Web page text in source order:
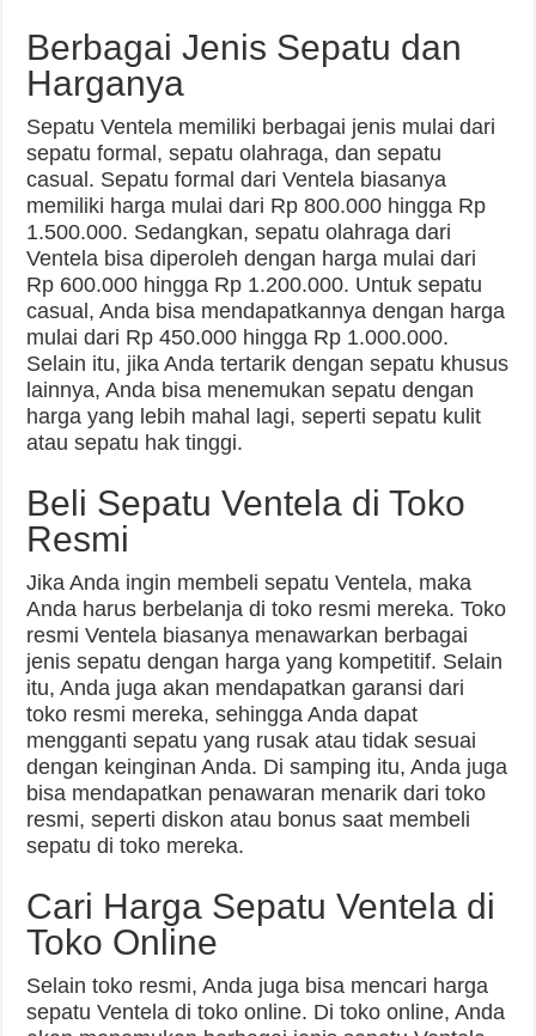
Berbagai Jenis Sepatu dan
Harganya
Sepatu Ventela memiliki berbagai jenis mulai dari
sepatu formal, sepatu olahraga, dan sepatu
casual. Sepatu formal dari Ventela biasanya
memiliki harga mulai dari Rp 800.000 hingga Rp
1.500.000. Sedangkan, sepatu olahraga dari
Ventela bisa diperoleh dengan harga mulai dari
Rp 600.000 hingga Rp 1.200.000. Untuk sepatu
casual, Anda bisa mendapatkannya dengan harga
mulai dari Rp 450.000 hingga Rp 1.000.000.
Selain itu, jika Anda tertarik dengan sepatu khusus
lainnya, Anda bisa menemukan sepatu dengan
harga yang lebih mahal lagi, seperti sepatu kulit
atau sepatu hak tinggi.
Beli Sepatu Ventela di Toko
Resmi
Jika Anda ingin membeli sepatu Ventela, maka
Anda harus berbelanja di toko resmi mereka. Toko
resmi Ventela biasanya menawarkan berbagai
jenis sepatu dengan harga yang kompetitif. Selain
itu, Anda juga akan mendapatkan garansi dari
toko resmi mereka, sehingga Anda dapat
mengganti sepatu yang rusak atau tidak sesuai
dengan keinginan Anda. Di samping itu, Anda juga
bisa mendapatkan penawaran menarik dari toko
resmi, seperti diskon atau bonus saat membeli
sepatu di toko mereka.
Cari Harga Sepatu Ventela di
Toko Online
Selain toko resmi, Anda juga bisa mencari harga
sepatu Ventela di toko online. Di toko online, Anda